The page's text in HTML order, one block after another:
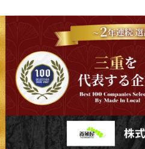
埼玉エリア
東京23区エリア
神奈川エリア
富山エリア
福井エリア
長野エリア
静岡エリア
三重エリア